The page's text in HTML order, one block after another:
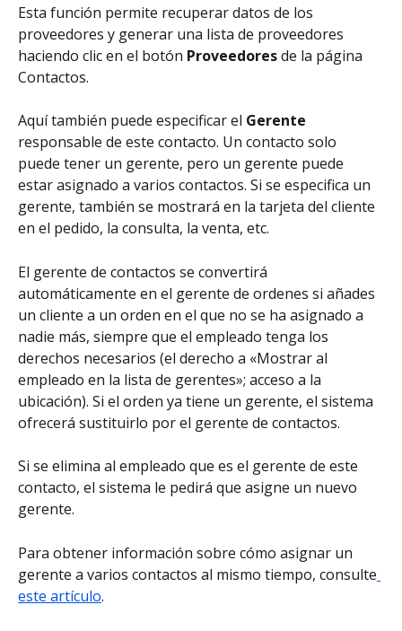
Esta función permite recuperar datos de los
proveedores y generar una lista de proveedores
haciendo clic en el botón Proveedores de la página
Contactos.
Aquí también puede especificar el Gerente
responsable de este contacto. Un contacto solo
puede tener un gerente, pero un gerente puede
estar asignado a varios contactos. Si se especifica un
gerente, también se mostrará en la tarjeta del cliente
en el pedido, la consulta, la venta, etc.
El gerente de contactos se convertirá
automáticamente en el gerente de ordenes si añades
un cliente a un orden en el que no se ha asignado a
nadie más, siempre que el empleado tenga los
derechos necesarios (el derecho a «Mostrar al
empleado en la lista de gerentes»; acceso a la
ubicación). Si el orden ya tiene un gerente, el sistema
ofrecerá sustituirlo por el gerente de contactos.
Si se elimina al empleado que es el gerente de este
contacto, el sistema le pedirá que asigne un nuevo
gerente.
Para obtener información sobre cómo asignar un
gerente a varios contactos al mismo tiempo, consulte
este artículo.